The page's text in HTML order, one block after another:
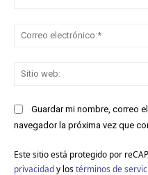
Guardar mi nombre, correo
navegador la próxima vez que
Este sitio está protegido por
privacidady los términos de